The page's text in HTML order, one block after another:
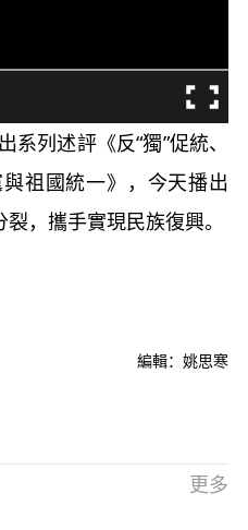
列述評《反“獨”促統、
祖國統一》，今天播出
，攜手實現民族復興。
編輯：姚思寒
更多